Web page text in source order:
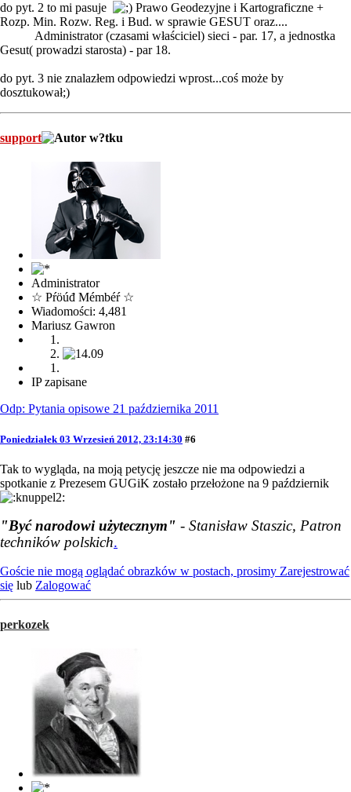
do pyt. 2 to mi pasuje
Prawo Geodezyjne i Kartograficzne +
Rozp. Min. Rozw. Reg. i Bud. w sprawie GESUT oraz....
Administrator (czasami właściciel) sieci - par. 17, a jednostka
Gesut( prowadzi starosta) - par 18.
do pyt. 3 nie znalazłem odpowiedzi wprost...coś może by
dosztukował;)
support
Administrator
☆ Pŕöúđ Mémbéŕ ☆
Wiadomości: 4,481
Mariusz Gawron
IP zapisane
Odp: Pytania opisowe 21 października 2011
Poniedziałek 03 Wrzesień 2012, 23:14:30 #6
Tak to wygląda, na moją petycję jeszcze nie ma odpowiedzi a
spotkanie z Prezesem GUGiK zostało przełożone na 9 październik
"Być narodowi użytecznym" - Stanisław Staszic, Patron
techników polskich.
Goście nie mogą oglądać obrazków w postach, prosimy Zarejestrować
się lub Zalogować
perkozek